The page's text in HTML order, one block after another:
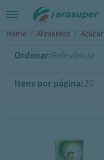
Home / Alimentos / Açúcar
Ordenar:
Itens por página: